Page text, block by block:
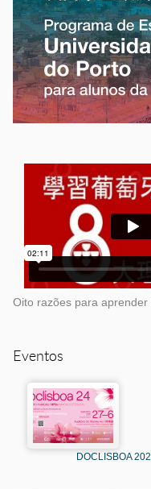
Oito razões para aprender
Eventos
DOCLISBOA